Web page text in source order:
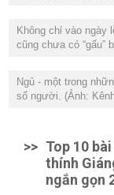
Không chỉ vào ngày
cũng chưa có “gấu”
Ngủ - một trong
số người. (Ảnh:
>> Top 10
thính
ngắn gọn